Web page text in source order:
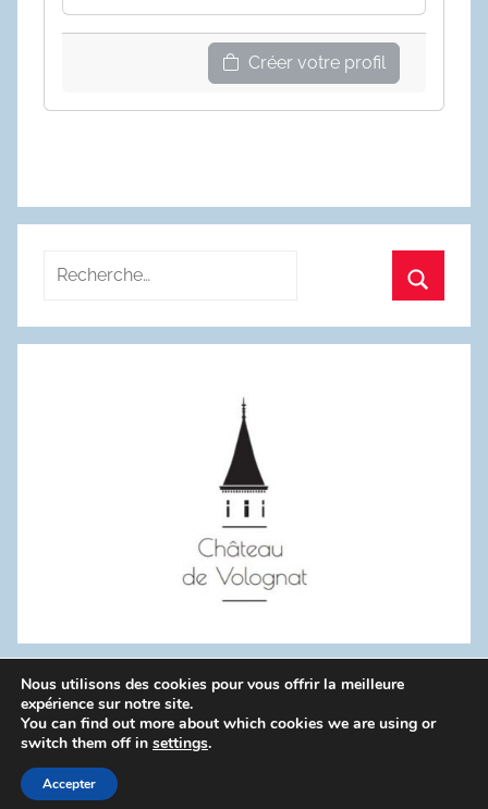
Créer votre profil
Recherche
:
WordPress Theme: Donovan by ThemeZee.
Politique de confidentialité
Nous utilisons des cookies pour vous offrir la meilleure
expérience sur notre site.
You can find out more about which cookies we are using or
switch them off in settings.
Accepter